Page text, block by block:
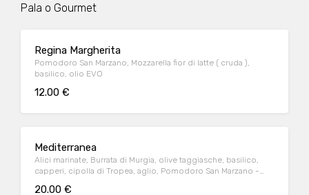
Pala o Gourmet
Regina Margherita
Pomodoro San Marzano, Mozzarella fior di latte ( cruda ),
basilico, olio EVO
12.00 €
Mediterranea
Alici marinate, Burrata di Murgia, olive taggiasche, basilico,
capperi, cipolla di Tropea, aglio, Pomodoro San Marzano -
20.00 €